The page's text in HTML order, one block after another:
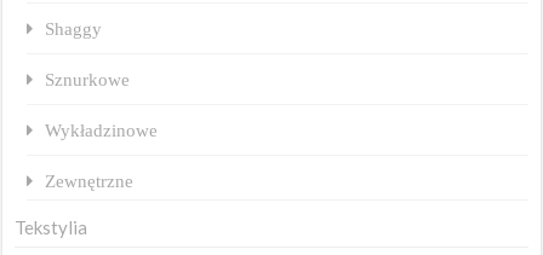
Shaggy
Sznurkowe
Wykładzinowe
Zewnętrzne
Tekstylia